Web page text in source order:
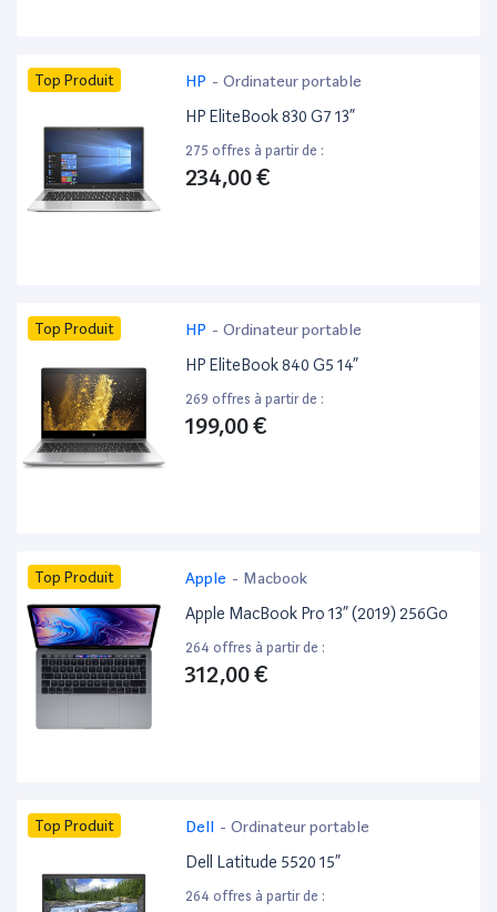
Top Produit HP - Ordinateur portable
HP EliteBook 830 G7 13”
275 offres à partir de :
234,00 €
Top Produit HP - Ordinateur portable
HP EliteBook 840 G5 14”
269 offres à partir de :
199,00 €
Top Produit Apple - Macbook
Apple MacBook Pro 13” (2019) 256Go
264 offres à partir de :
312,00 €
Top Produit Dell - Ordinateur portable
Dell Latitude 5520 15”
264 offres à partir de :